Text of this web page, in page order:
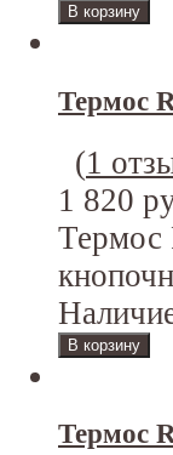
Термос
(1
1 820
Термос
Термос